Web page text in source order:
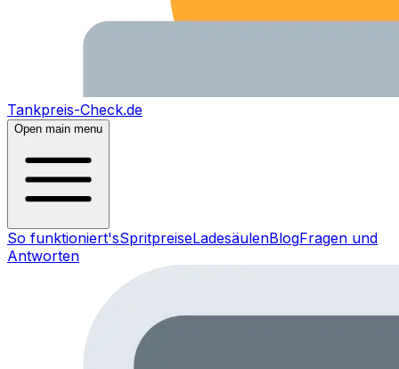
Tankpreis-Check.de
Open main menu
So funktioniert'sSpritpreiseLadesäulenBlogFragen und
Antworten